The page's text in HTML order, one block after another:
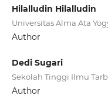
Hilalludin Hilalludin
Universitas Alma Ata
Author
Dedi Sugari
Sekolah Tinggi Ilmu
Author